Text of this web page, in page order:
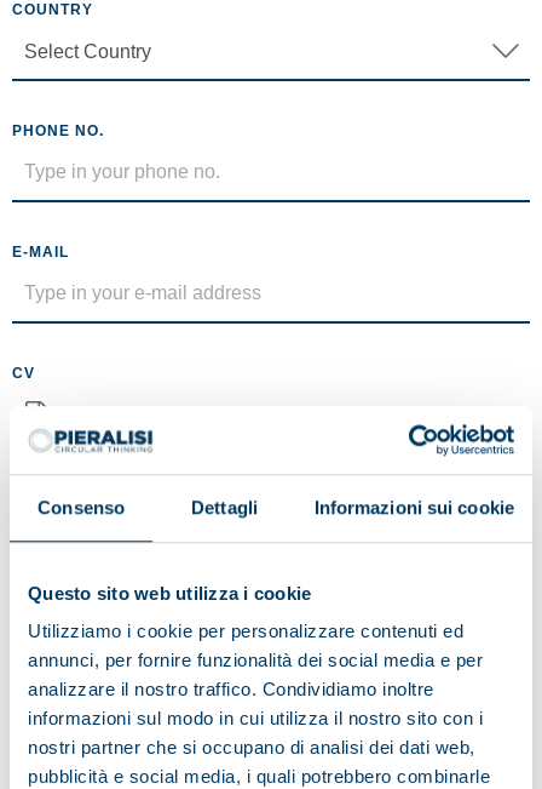
Consenso Dettagli Informazioni sui cookie
Questo sito web utilizza i cookie
Utilizziamo i cookie per personalizzare contenuti ed
annunci, per fornire funzionalità dei social media e per
analizzare il nostro traffico. Condividiamo inoltre
informazioni sul modo in cui utilizza il nostro sito con i
nostri partner che si occupano di analisi dei dati web,
pubblicità e social media, i quali potrebbero combinarle
COUNTRY
PHONE NO.
E-MAIL
CV
Maximum size 5MB (.pdf)
MESSAGE